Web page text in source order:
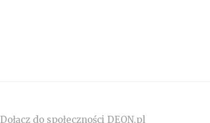
Dołącz do społeczności DEON.pl